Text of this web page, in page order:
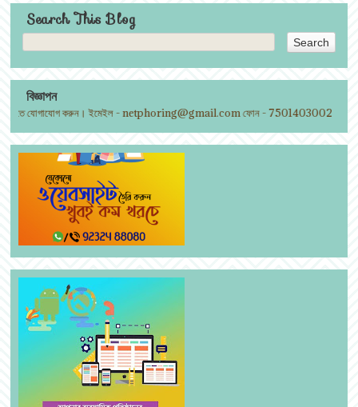
Search This Blog
বিজ্ঞাপন
যোগাযোগ করুন। ইমেইল - netphoring@gmail.com ফোন - 7501403002